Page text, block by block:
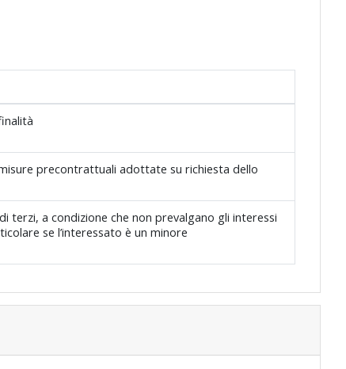
precontrattuali adottate su richiesta dello
a condizione che non prevalgano gli interessi
se l’interessato è un minore